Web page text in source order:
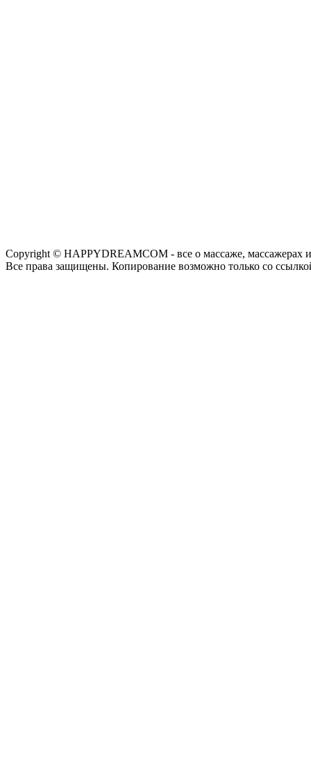
Copyright © HAPPYDREAMCOM - все о массаже, массажерах и
Все права защищены. Копирование возможно только со